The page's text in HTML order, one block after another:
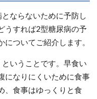
ならないために予防し
うすれば2型糖尿病の予
ついてご紹介します。
ということです。早食い
になりにくいために食事
、食事はゆっくりと食